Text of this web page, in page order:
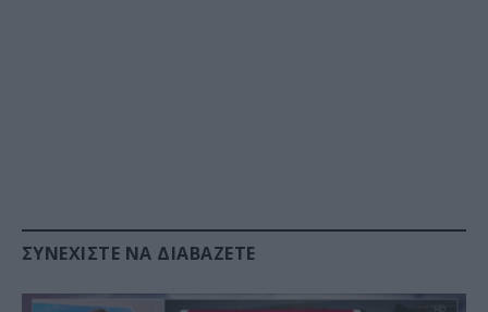
ΣΥΝΕΧΊΣΤΕ ΝΑ ΔΙΑΒΆΖΕΤΕ